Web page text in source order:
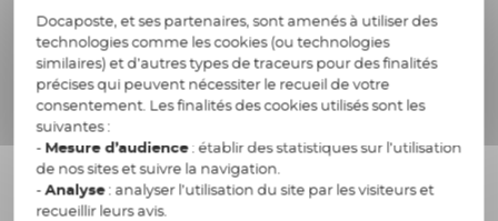
La signature simple
Déployez et accédez à la signature électronique
rapidement
Docaposte, et ses partenaires, sont amenés à utiliser des
technologies comme les cookies (ou technologies
similaires) et d’autres types de traceurs pour des finalités
précises qui peuvent nécessiter le recueil de votre
consentement. Les finalités des cookies utilisés sont les
suivantes :
- Mesure d’audience: établir des statistiques sur l’utilisation
de nos sites et suivre la navigation.
-Analyse: analyser l’utilisation du site par les visiteurs et
recueillir leurs avis.